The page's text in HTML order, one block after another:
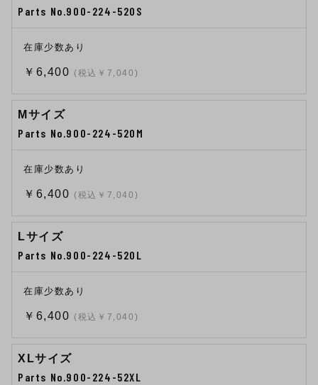
Parts No.900-224-520S
在庫少数あり
￥6,400 (税込￥7,040)
Mサイズ
Parts No.900-224-520M
在庫少数あり
￥6,400 (税込￥7,040)
Lサイズ
Parts No.900-224-520L
在庫少数あり
￥6,400 (税込￥7,040)
XLサイズ
Parts No.900-224-52XL